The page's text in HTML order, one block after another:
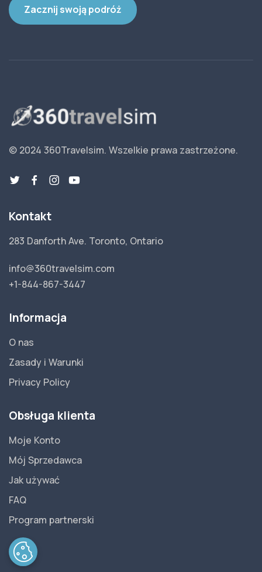
Zacznij swoją podróż
© 2024 360Travelsim. Wszelkie prawa zastrzeżone.
Kontakt
283 Danforth Ave. Toronto, Ontario
info@360travelsim.com
+1-844-867-3447
Informacja
O nas
Zasady i Warunki
Privacy Policy
Obsługa klienta
Moje Konto
Mój Sprzedawca
Jak używać
FAQ
Program partnerski